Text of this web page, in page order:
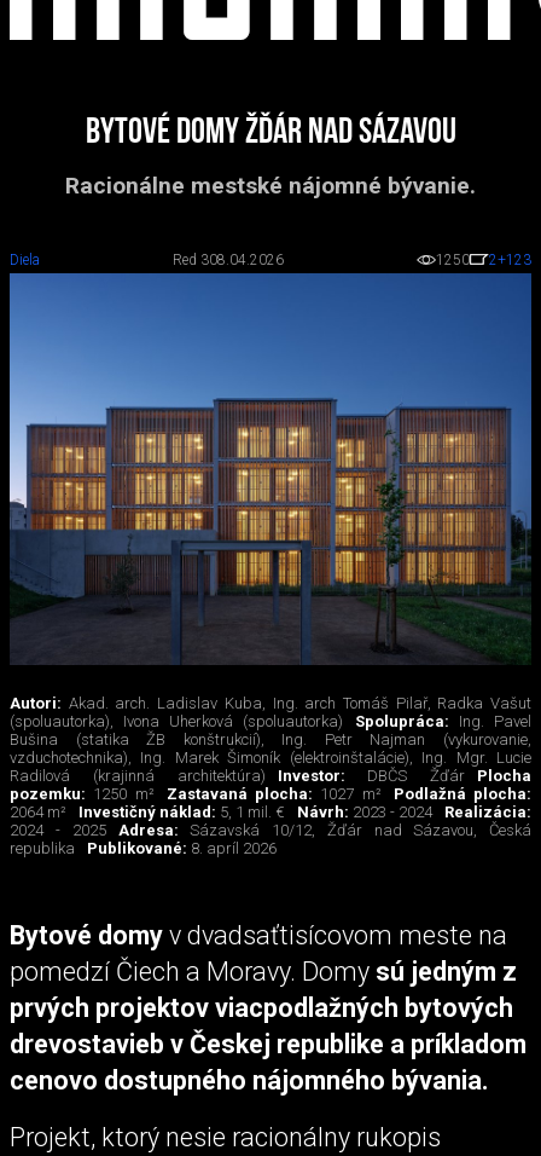
Bytové domy Žďár nad Sázavou
Racionálne mestské nájomné bývanie.
Diela Red 308.04.2026 1250 2+123
Autori: Akad. arch. Ladislav Kuba, Ing. arch Tomáš Pilař, Radka Vašut
(spoluautorka), Ivona Uherková (spoluautorka)
Spolupráca: Ing. Pavel
Bušina (statika ŽB konštrukcií), Ing. Petr Najman (vykurovanie,
vzduchotechnika), Ing. Marek Šimoník (elektroinštalácie), Ing. Mgr. Lucie
Radilová (krajinná architektúra)
Investor: DBČS Žďár
Plocha
pozemku: 1250 m² Zastavaná plocha: 1027 m²
Podlažná plocha:
2064 m²
Investičný náklad: 5, 1 mil. € Návrh: 2023 - 2024
Realizácia:
2024 - 2025
Adresa:Sázavská 10/12, Žďár nad Sázavou, Česká
republika
Publikované: 8. apríl 2026
Bytové domy v dvadsaťtisícovom meste na
pomedzí Čiech a Moravy. Domy sú jedným z
prvých projektov viacpodlažných bytových
drevostavieb v Českej republike a príkladom
cenovo dostupného nájomného bývania.
Projekt, ktorý nesie racionálny rukopis